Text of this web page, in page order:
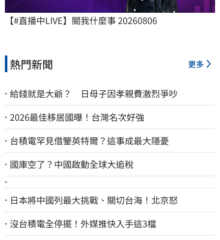
【#直播中LIVE】關我什麼事 20260806
熱門新聞 更多
給錢就是大爺？ 日母子因孝親費激烈爭吵
2026最佳移居國曝！台灣名次好強
台積電罕見借鑒英特爾？這事成最大隱憂
國庫空了？中國啟動全球大追稅
日本將中國列最大挑戰、關切台海！北京怒
沒台積電全停擺！外媒推快入手這3檔